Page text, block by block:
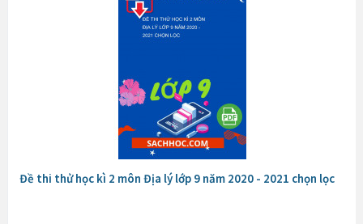
Đề thi thử học kì 2 môn Địa lý lớp 9 năm 2020 - 2021 chọn lọc